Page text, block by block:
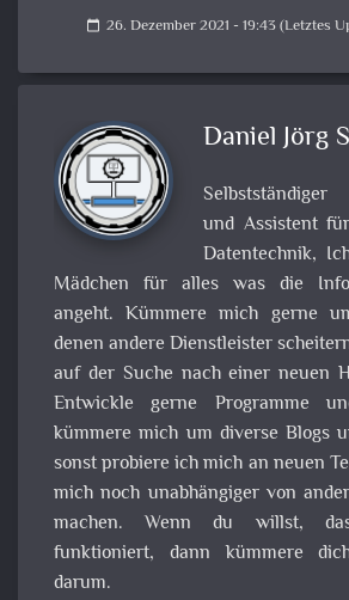
calendar_today 26. Dezember 2021 - 19:43 (Letztes
Daniel Jörg
und Assistent
Datentechnik,
Mädchen für alles was die
angeht. Kümmere mich gerne
denen andere Dienstleister
auf der Suche nach einer neuen
Entwickle gerne Programme
kümmere mich um diverse Blogs
sonst probiere ich mich an neuen
mich noch unabhängiger von
machen. Wenn du willst,
funktioniert, dann kümmere
darum.